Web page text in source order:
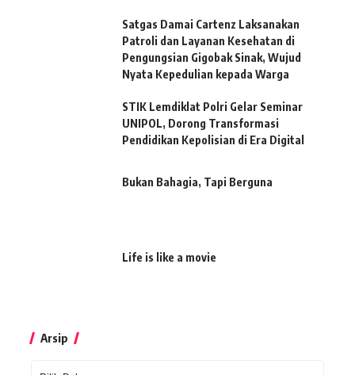
Satgas Damai Cartenz Laksanakan
Patroli dan Layanan Kesehatan di
Pengungsian Gigobak Sinak, Wujud
Nyata Kepedulian kepada Warga
STIK Lemdiklat Polri Gelar Seminar
UNIPOL, Dorong Transformasi
Pendidikan Kepolisian di Era Digital
Bukan Bahagia, Tapi Berguna
Life is like a movie
Arsip